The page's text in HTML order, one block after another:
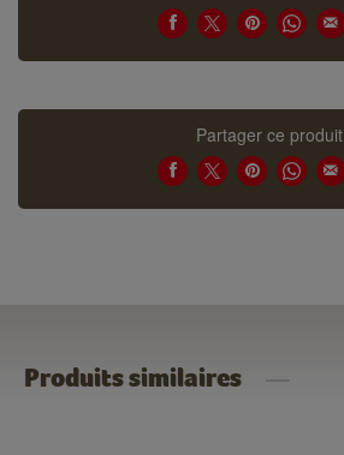
Partager ce produit
Produits similaires